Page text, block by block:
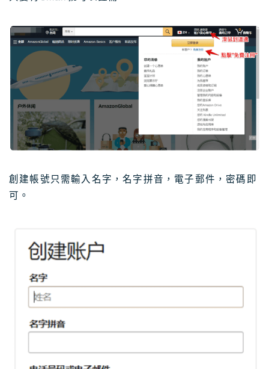
創建帳號只需輸入名字，名字拼音，電子郵件，密碼即
可。